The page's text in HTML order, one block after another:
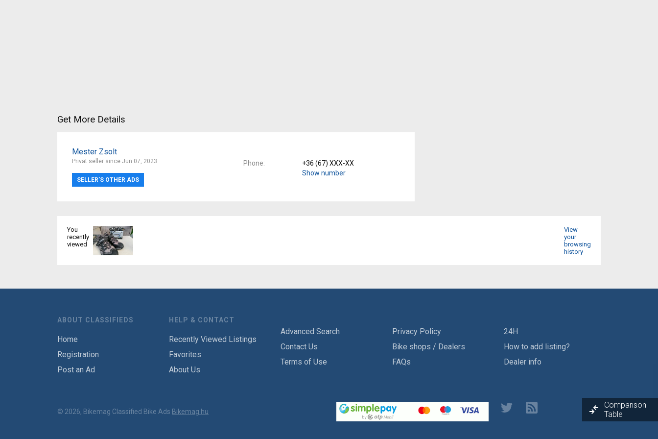
Get More Details
Mester Zsolt
Privat seller since Jun 07, 2023
SELLER’S OTHER ADS
Phone
+36 (67) XXX-XX
Show number
You
recently
viewed
View
your
browsing
history
ABOUT CLASSIFIEDS
Home
Registration
Post an Ad
HELP & CONTACT
Recently Viewed Listings
Favorites
About Us
Advanced Search
Contact Us
Terms of Use
Privacy Policy
Bike shops / Dealers
FAQs
24H
How to add listing?
Dealer info
© 2026, Bikemag Classified Bike Ads Bikemag.hu
Comparison
Table